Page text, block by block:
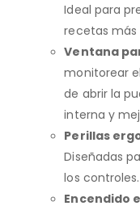
Ideal para
recetas más
Ventana
monitorear
de abrir la
interna y
Perillas
Diseñadas
los controles.
Encendido